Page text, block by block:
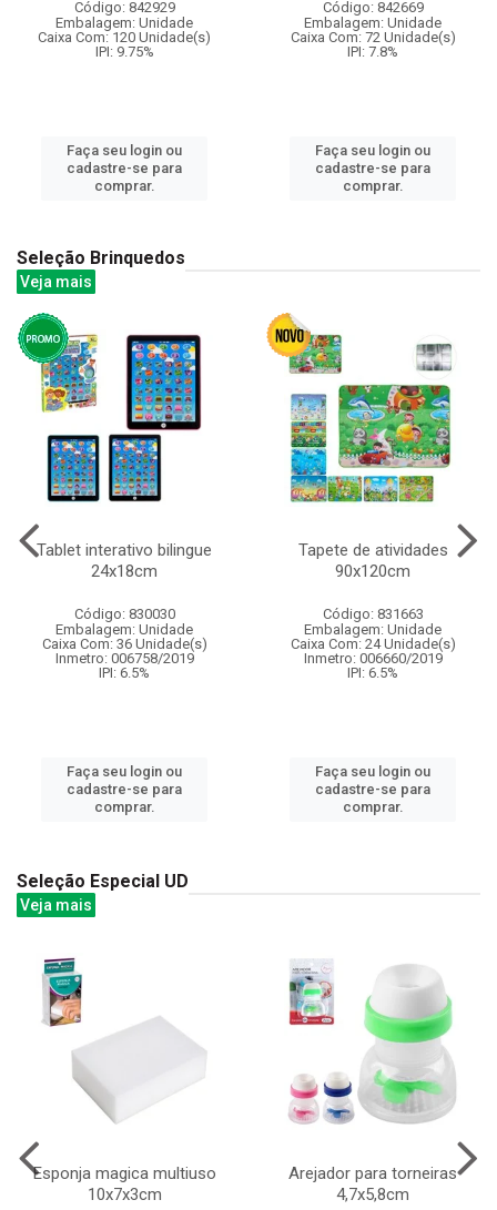
Código: 842929
Embalagem: Unidade
Caixa Com: 120 Unidade(s)
IPI: 9.75%
Faça seu login ou
cadastre-se para
comprar.
Código: 842669
Embalagem: Unidade
Caixa Com: 72 Unidade(s)
IPI: 7.8%
Faça seu login ou
cadastre-se para
comprar.
Seleção Brinquedos
Veja mais
Tablet interativo bilingue
24x18cm
Código: 830030
Embalagem: Unidade
Caixa Com: 36 Unidade(s)
Inmetro: 006758/2019
IPI: 6.5%
Faça seu login ou
cadastre-se para
comprar.
Tapete de atividades
90x120cm
Código: 831663
Embalagem: Unidade
Caixa Com: 24 Unidade(s)
Inmetro: 006660/2019
IPI: 6.5%
Faça seu login ou
cadastre-se para
comprar.
Seleção Especial UD
Veja mais
Esponja magica multiuso
10x7x3cm
Arejador para torneiras
4,7x5,8cm